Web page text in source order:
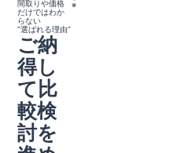
間取りや価格
だけではわか
らない
“選ばれる理由”
ご納
得し
て比
較検
討を
※